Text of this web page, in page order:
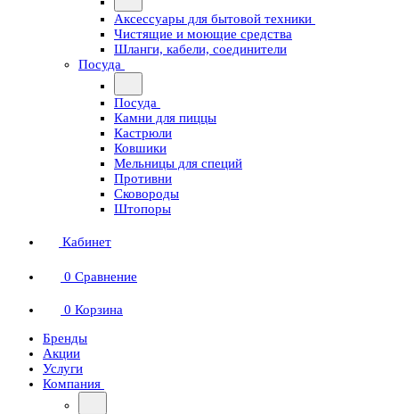
Аксессуары для бытовой техники
Чистящие и моющие средства
Шланги, кабели, соединители
Посуда
Посуда
Камни для пиццы
Кастрюли
Ковшики
Мельницы для специй
Противни
Сковороды
Штопоры
Кабинет
0 Сравнение
0 Корзина
Бренды
Акции
Услуги
Компания